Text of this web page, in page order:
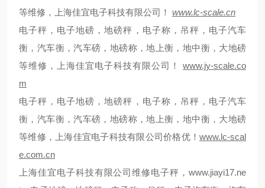
等维修，上海佳宜电子科技有限公司！ www.lc-scale.cn
电子秤，电子地磅，地磅秤，电子称，吊秤，电子汽车
衡，汽车衡，汽车磅，地磅称，地上衡，地中衡，大地磅
等维修，上海佳宜电子科技有限公司！
www.jy-scale.co
m
电子秤，电子地磅，地磅秤，电子称，吊秤，电子汽车
衡，汽车衡，汽车磅，地磅称，地上衡，地中衡，大地磅
等维修，上海佳宜电子科技有限公司价格优！ www.lc-scal
e.com.cn
上海佳宜电子科技有限公司维修电子秤， www.jiayi17.ne